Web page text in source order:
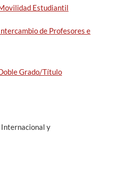
Estudiantil
de Profesores e
Grado/Título
Internacional y